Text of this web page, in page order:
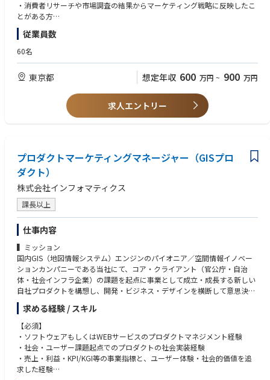
UNCOVER TRUTHは各企業のデータを収集し自社顧客を理解するところか
ら実際の売上につなげるコミュニケーションの設計まで一気通貫でのサー
ビス提供を行っている点を強みにしており、将来的な売り上げ拡大に向け
たデータ利活用の戦略方針から実用定着まで任せられるパートナー企業と
して大手企業様に選んでいただいております。
※取引企業実績：株式会社Mizkan、三井住友カード、サッポロビール 、
ベネッセコーポレーション、サイバーエージェント、TreasureData、Teali
um（敬称略）
②システム構築～データ活用の戦略立案および施策の実行までを担当でき
ィング全般に関わっているという実感をもつことができ、非常にやりがい
を感じやすいです。
③扱えるデータが大規模かつ多種多様
顧客データを中心に、扱うデータ量は大規模且つ多種多様です。
POSデータ、EC購買データ、WEBやアプリの行動履歴データ、広告施策
データ、CRM施策データ、商品データ、等。
プロジェクト進行
予算・発注・効果測定の運用
・クリエイティブ制作/コンテンツ推進
・デジタル/広告/EC運用のディレクション
【ポジションのミッション】
引していただきます。
・よりユーザー理解をふかめ高い解像度をもって、選ばれるための各施策
社等）と連携し、意思決定と実行を前に進めること。
・消費者リサーチや市場調査の結果からマーケティング戦略に反映したこ
とがある方
・チームでの共同経験があり、プロジェクトをリードした実績がある方
【歓迎（WANT）】
・企業アカウントのInstagram運用経験
・ベンチャー企業やスタートアップ、または大企業の新規事業立ち上げフ
ェーズでの就業経験
【求める人物像】
・スタートアップ企業が成長していくフェーズに合わせて、個人の成長観
点でも新しいことに前向きに取り組む明るい性格の方
・自分の頭で考え、手を動かし、自発的に行動できる方
従業員数
60名
東京都 想定年収 600 万円 ~ 900 万円
求人エントリー
プロダクトマーケティングマネージャー（GISプロ
ダクト）
株式会社インフォマティクス
課長以上
仕事内容
▍ミッション
国内GIS（地図情報システム）エンジンのパイオニア／空間情報イノベー
ションカンパニーである当社にて、コア・クライアント（官公庁・自治
体・社会インフラ企業）の課題を起点に事業として成立・成長する新しい
自社プロダクトを構想し、開発・ビジネス・デザインを横断して意思決定
と実行のリードをお任せします。
「何を作るべきか」「なぜそれを作るのか」「今やるべきか」を判断し、
プロダクトの方向性を示し続けます。リリースそのものをゴールとせず、
ユーザーに使われ、価値が届き、事業成果として結実するところまでを自
らの責任として捉え、プロダクトの成功を一貫してリードすることがミッ
ションになります。
求める経験 / スキル
【必須】
・ソフトウェアもしくはWEBサービスのプロダクトマネジメント経験
・社会・ユーザー課題起点でのプロダクトの社会実装経験
・売上・利益・KPI/KGI等の事業指標と、ユーザー体験・社会的価値を追
求した経験